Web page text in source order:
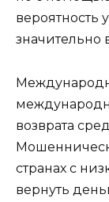
вероятность
значительно
возврата
странах с
вернуть